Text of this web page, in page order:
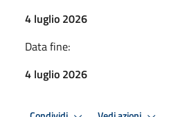
4 luglio 2026
Data fine:
4 luglio 2026